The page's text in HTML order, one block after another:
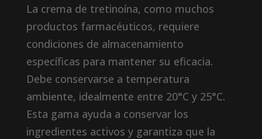
La crema de tretinoína, como muchos
productos farmacéuticos, requiere
condiciones de almacenamiento
específicas para mantener su eficacia.
Debe conservarse a temperatura
ambiente, idealmente entre 20°C y 25°C.
Esta gama ayuda a conservar los
ingredientes activos y garantiza que la